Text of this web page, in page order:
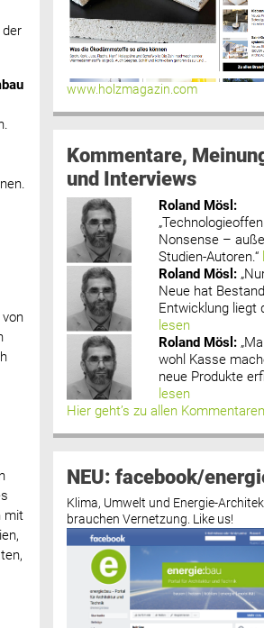
mit
www.holzmagazin.com
Kommentare,
und Interviews
Roland Mösl :
Nonsense –
Studien-Autoren.“
Roland Mösl :
Neue hat
Entwicklung liegt
lesen
Roland Mösl :
wohl Kasse
neue Produkte
lesen
Hier geht’s zu allen Kommentaren
NEU: facebook/
Klima, Umwelt und Energie-
brauchen Vernetzung. Like us!